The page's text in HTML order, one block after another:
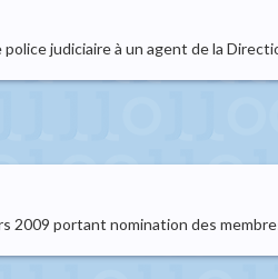
judiciaire à un agent de la
2009 portant nomination des